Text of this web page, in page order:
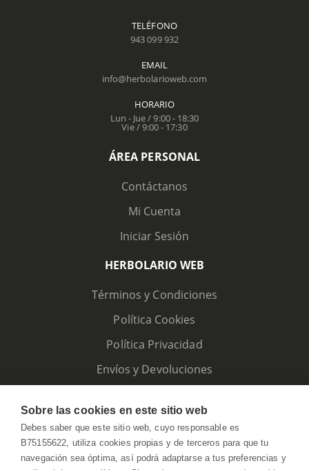
TELÉFONO
943 099 932
EMAIL
info@herbolarioweb.com
HORARIO
Lun - Jue / 9:00 - 18:30
Vie / 9:00 - 17:30
ÁREA PERSONAL
Contáctanos
Mi Cuenta
Iniciar Sesión
HERBOLARIO WEB
Términos y Condiciones
Política Cookies
Política Privacidad
Envíos y Devoluciones
Sobre las cookies en este sitio web
Debes saber que este sitio web, cuyo responsable es
B75155622, utiliza cookies propias y de terceros para que tu
navegación sea óptima, así podrá adaptarse a tus preferencias y